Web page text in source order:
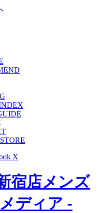
X
宿店メンズ
ディア -